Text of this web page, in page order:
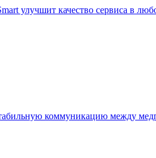
улучшит качество сервиса в
коммуникацию между